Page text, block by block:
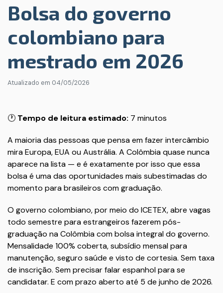
Bolsa do governo
colombiano para
mestrado em 2026
Atualizado em 04/05/2026
🕐 Tempo de leitura estimado: 7 minutos
A maioria das pessoas que pensa em fazer intercâmbio
mira Europa, EUA ou Austrália. A Colômbia quase nunca
aparece na lista — e é exatamente por isso que essa
bolsa é uma das oportunidades mais subestimadas do
momento para brasileiros com graduação.
O governo colombiano, por meio do ICETEX, abre vagas
todo semestre para estrangeiros fazerem pós-
graduação na Colômbia com bolsa integral do governo.
Mensalidade 100% coberta, subsídio mensal para
manutenção, seguro saúde e visto de cortesia. Sem taxa
de inscrição. Sem precisar falar espanhol para se
candidatar. E com prazo aberto até 5 de junho de 2026.